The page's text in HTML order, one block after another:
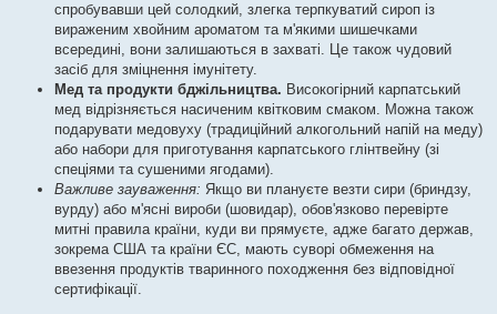
спробувавши цей солодкий, злегка терпкуватий сироп із
вираженим хвойним ароматом та м'якими шишечками
всередині, вони залишаються в захваті. Це також чудовий
засіб для зміцнення імунітету.
Мед та продукти бджільництва. Високогірний карпатський
мед відрізняється насиченим квітковим смаком. Можна також
подарувати медовуху (традиційний алкогольний напій на меду)
або набори для приготування карпатського глінтвейну (зі
спеціями та сушеними ягодами).
Важливе зауваження: Якщо ви плануєте везти сири (бриндзу,
вурду) або м'ясні вироби (шовидар), обов'язково перевірте
митні правила країни, куди ви прямуєте, адже багато держав,
зокрема США та країни ЄС, мають суворі обмеження на
ввезення продуктів тваринного походження без відповідної
сертифікації.